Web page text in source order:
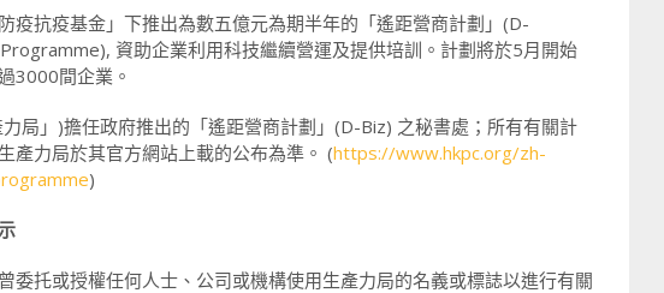
疫抗疫基金」下推出為數五億元為期半年的「遙距營商計劃」(D-
資助企業利用科技繼續營運及提供培訓。計劃將於5月開始
3000間企業。
局」)擔任政府推出的「遙距營商計劃」(D-Biz) 之秘書處；所有有關計
產力局於其官方網站上載的公布為準。 (https://www.hkpc.org/zh-
)
委托或授權任何人士、公司或機構使用生產力局的名義或標誌以進行有關